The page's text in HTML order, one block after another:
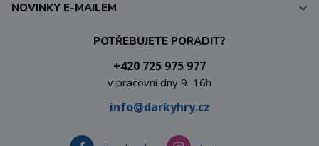
POTŘEBUJETE PORADIT?
+420 725 975 977
v pracovní dny 9–16h
info@darkyhry.cz
NOVINKY E-MAILEM